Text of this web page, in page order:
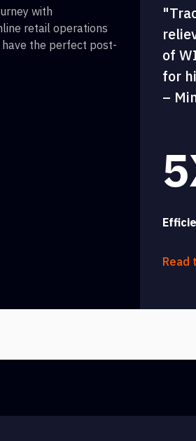
with
retail operations
the perfect post-
of
for
–
Read